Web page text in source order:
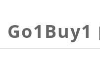
Go1Buy1